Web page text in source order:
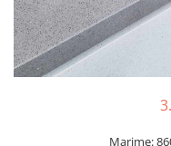
Dispenser detergent
Marime: